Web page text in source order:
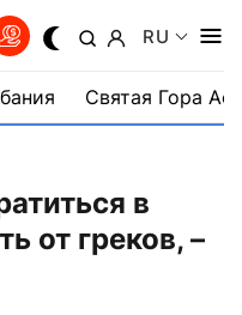
RU
Святая Гора
в
от греков, –